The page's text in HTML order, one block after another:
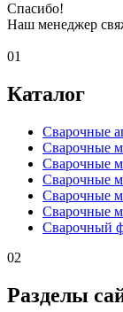
Спасибо!
Наш менеджер
01
Каталог
Сварочные
Сварочные
Сварочные
Сварочные
Сварочные
Сварочные
Сварочный
02
Разделы